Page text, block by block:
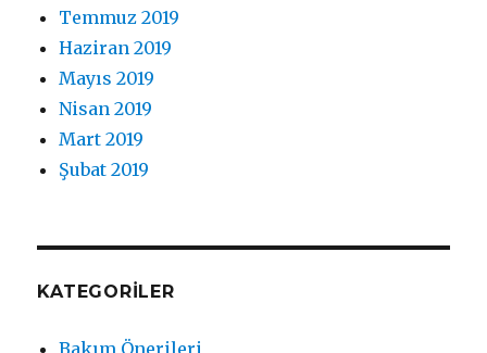
Temmuz 2019
Haziran 2019
Mayıs 2019
Nisan 2019
Mart 2019
Şubat 2019
KATEGORILER